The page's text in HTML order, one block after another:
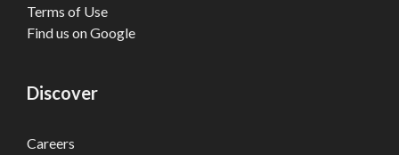
Terms of Use
Find us on Google
Discover
Careers